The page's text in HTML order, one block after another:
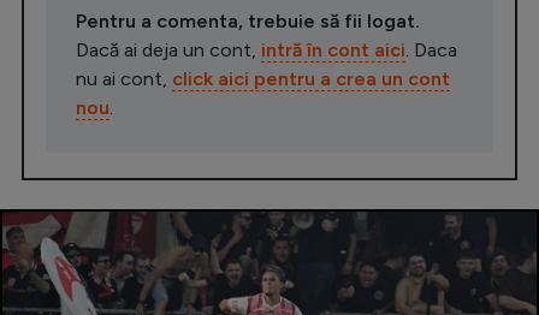
Pentru a comenta, trebuie să fii logat.
Dacă ai deja un cont, intră în cont aici . Daca
nu ai cont, click aici pentru a crea un cont
nou